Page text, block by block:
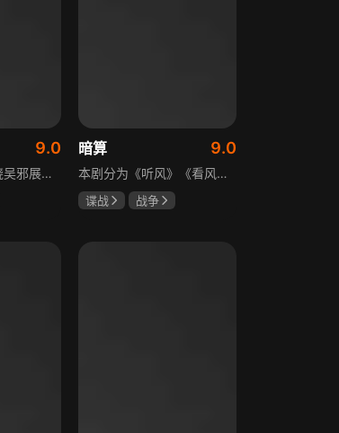
9.0
《终极笔记》围绕吴邪展开，他因好奇三叔经历，历险归来收神秘录像带后卷入阴谋，只身闯格尔木疗养院偶遇张起灵等六人组队，在西王母宫发现陨玉，却遇三叔失踪、张起灵失忆。众人寻记忆探张家古楼，因裘德考介入受阻，后联手霍老太再探遭意外，谜团未解，吴邪被迫伪装成三叔，剧情充满冒险与悬疑。
暗算 9.0
本剧分为《听风》《看风》和《捕风》三个篇章，三者在时间关系及故事上相对独立，又千丝万缕。听风，即无线电侦听者，是一群“靠耳朵打江山”的人，他们的耳朵可以听到天外之音、无声之音、秘密之音。看风，即密码破译的人，是一群“善于神机妙算”的人，他们的慧眼可以识破天机、释读天书、看阅无字之书。捕风，即我党地下工作者，在国民党大肆实施白色恐怖时期，他们是牺牲者更是战斗者，乔装打扮深入虎穴，迎风而战，为缔造共和国立下不朽的丰功伟业。
谍战
战争